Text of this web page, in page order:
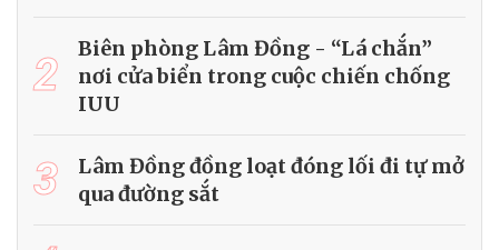
2
Biên phòng Lâm Đồng - “Lá chắn”
nơi cửa biển trong cuộc chiến chống
IUU
3
Lâm Đồng đồng loạt đóng lối đi tự mở
qua đường sắt